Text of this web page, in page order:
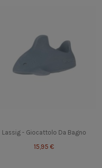
Lassig - Giocattolo Da Bagno
15,95 €